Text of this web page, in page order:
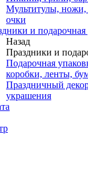
Мультитулы, ножи,
очки
и подарочная
Назад
Праздники и
Подарочная
коробки, ленты,
Праздничный
украшения